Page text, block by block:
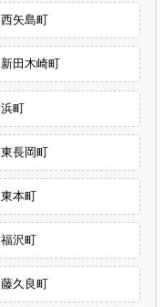
西矢島町
新田木崎町
浜町
東長岡町
東本町
福沢町
藤久良町